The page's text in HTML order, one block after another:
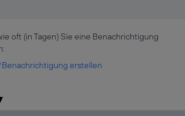
oft (in Tagen) Sie eine Benachrichtigung
Benachrichtigung erstellen